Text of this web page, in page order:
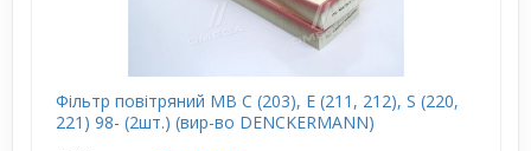
Фільтр повітряний MB C (203), E (211, 212), S (220,
221) 98- (2шт.) (вир-во DENCKERMANN)